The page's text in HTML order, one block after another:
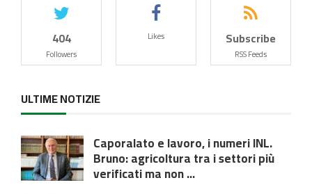
404
Followers
Likes Subscribe
RSS Feeds
ULTIME NOTIZIE
Caporalato e lavoro, i numeri INL.
Bruno: agricoltura tra i settori più
verificati ma non ...